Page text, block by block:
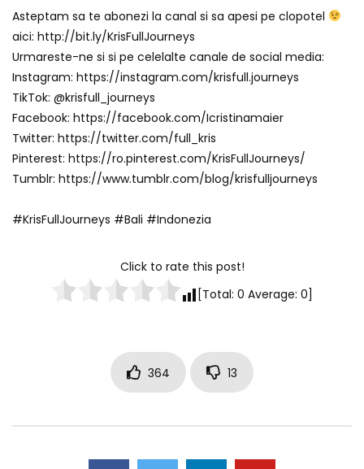
Asteptam sa te abonezi la canal si sa apesi pe clopotel
aici: http://bit.ly/KrisFullJourneys
Urmareste-ne si si pe celelalte canale de social media:
Instagram: https://instagram.com/krisfull.journeys
TikTok: @krisfull_journeys
Facebook: https://facebook.com/Icristinamaier
Twitter: https://twitter.com/full_kris
Pinterest: https://ro.pinterest.com/KrisFullJourneys/
Tumblr: https://www.tumblr.com/blog/krisfulljourneys
#KrisFullJourneys #Bali #Indonezia
Click to rate this post!
[Total: 0 Average: 0]
364 13